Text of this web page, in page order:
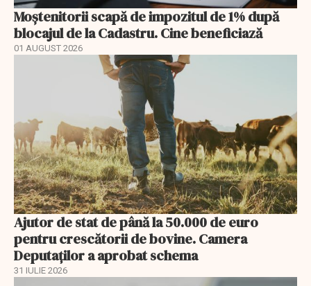
Moștenitorii scapă de impozitul de 1% după
blocajul de la Cadastru. Cine beneficiază
01 AUGUST 2026
Ajutor de stat de până la 50.000 de euro
pentru crescătorii de bovine. Camera
Deputaților a aprobat schema
31 IULIE 2026